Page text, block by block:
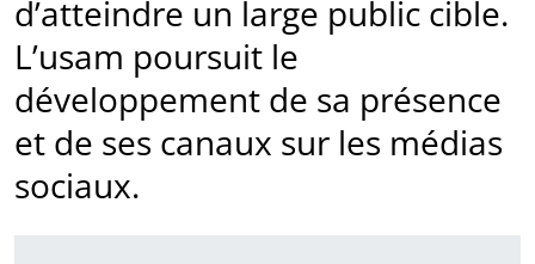
d’atteindre un large public cible.
L’usam poursuit le
développement de sa présence
et de ses canaux sur les médias
sociaux.